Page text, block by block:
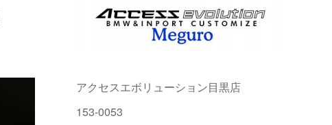
アクセスエボリューション目黒店
153-0053